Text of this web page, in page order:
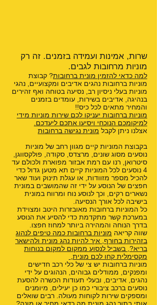
שרות, אמינות ועמידה בזמנים. זה רק
מוניות מרחובות לגבים.
למה כדאי להזמין מונית ברחובות? קבוצת
מוניות ברחובות נהגים אדיבים ומקצועיים, נהגי
מוניות בעלי ניסיון רב, נסיעה בטוחה ואף זהירים
בנהיגה, אדיבים בשירות, עומדים בזמנים
והמחיר מתאים לכל כיס!!
מוניות ברחובות יעניקו לכם שירות מוניות מידי
למיקומכם הנוכחי ויסיעו אתכם ליעדכם.
אצלנו ניתן לקבל מונית נגישה ברחובות
בקבוצת המוניות קיים מגוון רחב של מוניות
נוסעים מסוג שונים, מרצדס, סקודה, פולקסווגן,
סיטרואן, רנו עם רמת אבזור מפוארת ולכולם עד
4 נוסעים לכל המוניות קיים תא מטען גדול כדי
להכיל מספר מזוודות, או עגלת תינוק ועוד שאר
חפצים של הנוסע על ידי זה שהמושבים במונית
נשארים רקים, וכך לנוסע נוח ומרווח במונית
בישיבה לכל אורך הנסיעה.
כל המוניות ברחובות מאובזרות היטב ומצוידת
במערכת קשר מתקדמת כדי להסיע את הנוסע
בדרך הנוחה והמהירה ביותר למחוז חפצו.
שווה קריאה מוניות ברחובות כמה טיפים לנהוג
בזהירות בחורף
איך להיות נהג מונית ולהישאר
בריא? בשביל לנסוע ממקום למקום בנוחות
מקסימלית קחו לכם מונית
מוניות ברחובות יש צי של כלי רכב חדישים
ומפנקים, ממודלים גבוהים, הנהוגים על ידי
נהגים, אדיבים, ובעלי תעודות הכשרה להסעת
נוסעים ברכב ציבורי כמו כן יעילים, מיומנים
ומספקים שירות לקוחות מעולה. רבים שואלים